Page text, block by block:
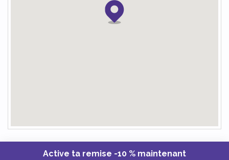
Active ta remise -10 % maintenant